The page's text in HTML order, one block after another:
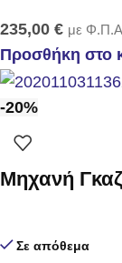
235,00 € με
Προσθήκη στο
-20%
Μηχανή
Σε απόθεμα